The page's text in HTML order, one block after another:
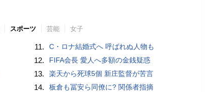
スポーツ 芸能 女子
11. C・ロナ結婚式へ 呼ばれぬ人物も
12. FIFA会長 愛人へ多額の金銭疑惑
13. 楽天から死球5個 新庄監督が苦言
14. 板倉も冨安ら同僚に? 関係者指摘